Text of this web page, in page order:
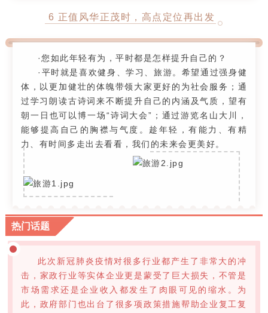
6 正值风华正茂时，高点定位再出发
·您如此年轻有为，平时都是怎样提升自己的？
·平时就是喜欢健身、学习、旅游。希望通过强身健
体，以更加健壮的体魄带领大家更好的为社会服务；通
过学习朗读古诗词来不断提升自己的内涵及气质，望有
朝一日也可以博一场“诗词大会”；通过游览名山大川，
能够提高自己的胸襟与气度。趁年轻，有能力、有精
力、有时间多走出去看看，我们的未来会更美好。
热门话题
此次新冠肺炎疫情对很多行业都产生了非常大的冲
击，家政行业等实体企业更是蒙受了巨大损失，不管是
市场需求还是企业收入都发生了肉眼可见的缩水。为
此，政府部门也出台了很多项政策措施帮助企业复工复